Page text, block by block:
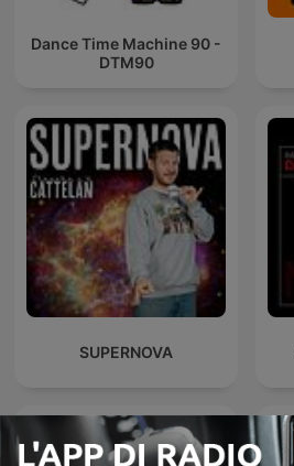
Dance Time Machine 90 -
DTM90
SUPERNOVA